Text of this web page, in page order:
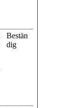
Bestän
dig